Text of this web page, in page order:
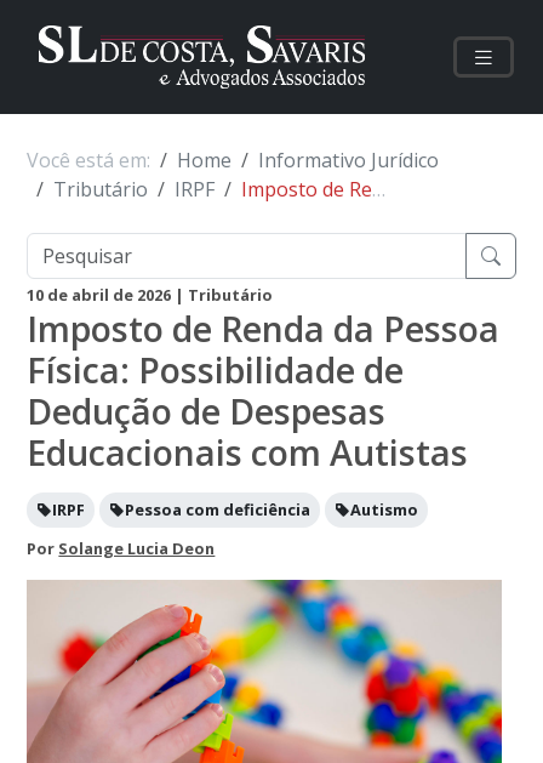
Você está em: Home
Informativo Jurídico
Tributário
IRPF Imposto de Renda da Pessoa Física: Possibilidade de Dedução de Despesas Educacionais com Autistas
10 de abril de 2026 | Tributário
Imposto de Renda da Pessoa
Física: Possibilidade de
Dedução de Despesas
Educacionais com Autistas
IRPF Pessoa com deficiência
Autismo
Por Solange Lucia Deon